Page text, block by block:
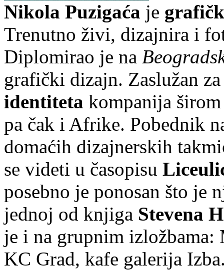
Nikola Puzigaća je
Trenutno živi, dizajnira i
Diplomirao je na
grafički dizajn. Zaslužan
identiteta kompanija
pa čak i Afrike. Pobednik
domaćih dizajnerskih
se videti u časopisu
posebno je ponosan što je
jednoj od knjiga Stevena
je i na grupnim
KC Grad, kafe galerija